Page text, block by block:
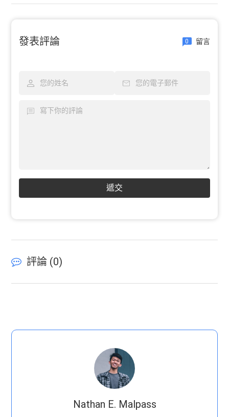
發表評論 0 留言
遞交
評論 (0)
Nathan E. Malpass